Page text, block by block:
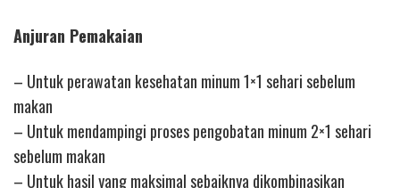
Anjuran Pemakaian
– Untuk perawatan kesehatan minum 1×1 sehari sebelum
makan
– Untuk mendampingi proses pengobatan minum 2×1 sehari
sebelum makan
– Untuk hasil yang maksimal sebaiknya dikombinasikan